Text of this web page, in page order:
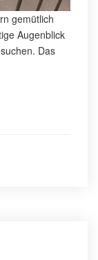
gemütlich
Augenblick
Das